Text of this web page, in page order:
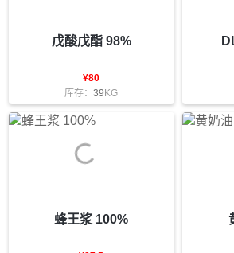
戊酸戊酯 98%
¥80
库存：39KG
蜂王浆 100%